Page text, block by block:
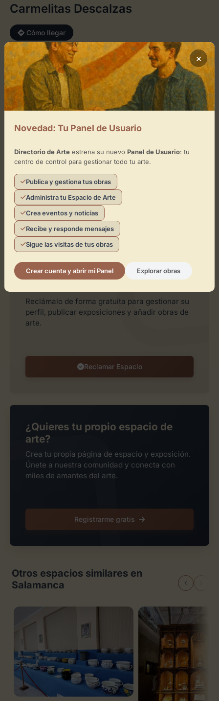
Carmelitas Descalzas
Cómo llegar
Convento-Museo Carmelitas Descalzas
×
+
−
Leaflet
Toca el mapa para interactuar
Activar Mapa
¿Eres el representante de este
Reclámalo de forma gratuita para gestionar su
perfil, publicar exposiciones y añadir obras de
arte.
Reclamar Espacio
¿Quieres tu propio espacio de
arte?
Crea tu propia página de espacio y exposición.
Únete a nuestra comunidad y conecta con
miles de amantes del arte.
Registrarme gratis
Otros espacios similares en
Salamanca
×
Novedad: Tu Panel de Usuario
Directorio de Arteestrena su nuevo Panel de Usuario: tu
centro de control para gestionar todo tu arte.
Publica y gestiona tus obras
Administra tu Espacio de Arte
Crea eventos y noticias
Recibe y responde mensajes
Sigue las visitas de tus obras
Crear cuenta y abrir mi Panel Explorar obras